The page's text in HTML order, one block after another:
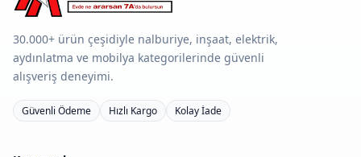
30.000+ ürün çeşidiyle nalburiye, inşaat, elektrik,
aydınlatma ve mobilya kategorilerinde güvenli
alışveriş deneyimi.
Güvenli Ödeme Hızlı Kargo Kolay İade